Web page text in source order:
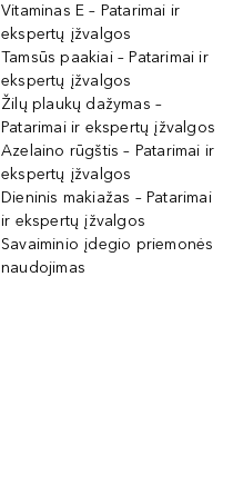
Vitaminas E – Patarimai ir
ekspertų įžvalgos
Tamsūs paakiai – Patarimai ir
ekspertų įžvalgos
Žilų plaukų dažymas –
Patarimai ir ekspertų įžvalgos
Azelaino rūgštis – Patarimai ir
ekspertų įžvalgos
Dieninis makiažas – Patarimai
ir ekspertų įžvalgos
Savaiminio įdegio priemonės
naudojimas